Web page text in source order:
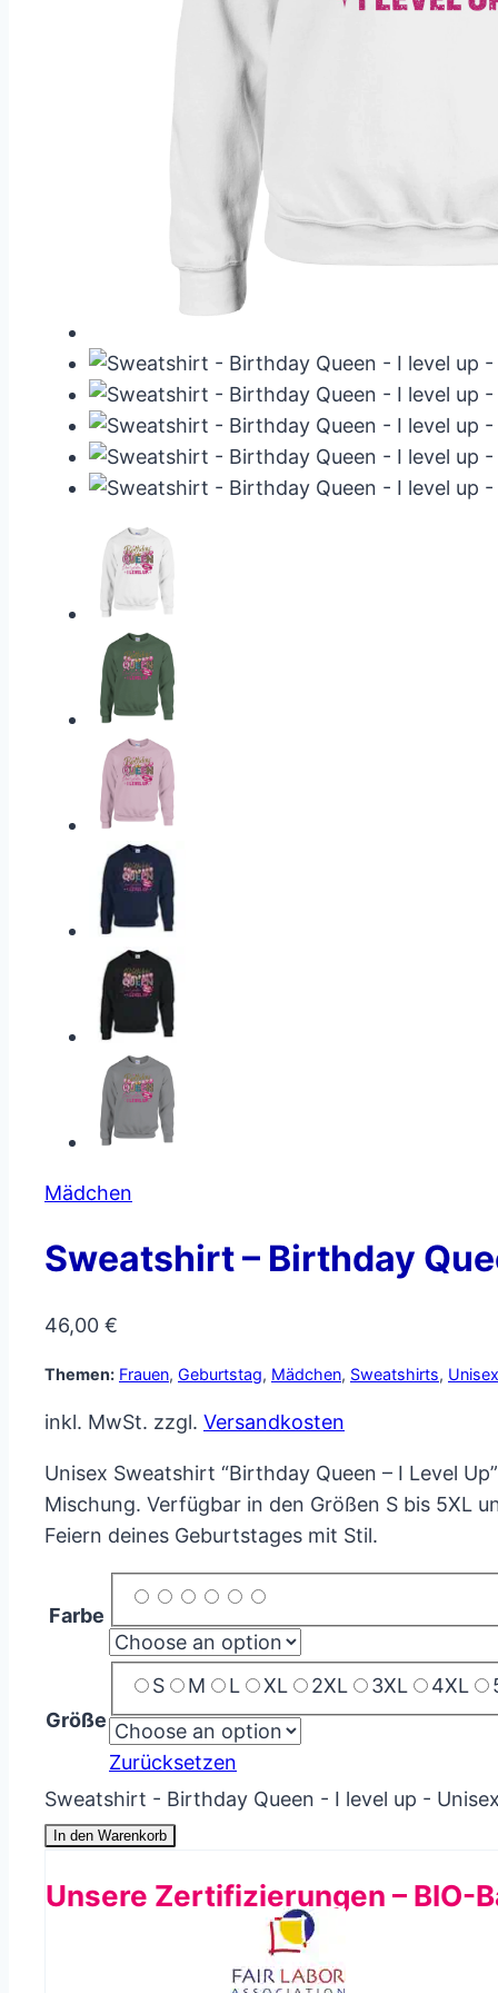
Mädchen
Sweatshirt – Birthday
46,00 €
Themen: Frauen, Geburtstag, Mädchen, Sweatshirts, Unisex
inkl. MwSt. zzgl. Versandkosten
Unisex Sweatshirt “Birthday Queen – I Level
Mischung. Verfügbar in den Größen S bis 5XL
Feiern deines Geburtstages mit Stil.
Farbe
Größe
S M L XL 2XL 3XL 4XL
Zurücksetzen
Sweatshirt - Birthday Queen - I level up -
In den Warenkorb
Unsere Zertifizierungen – BIO-